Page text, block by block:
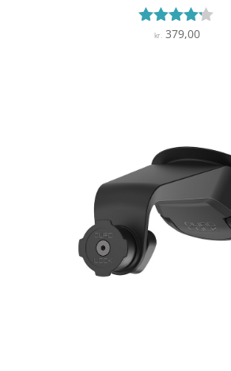
Vurderet
kr.379,00